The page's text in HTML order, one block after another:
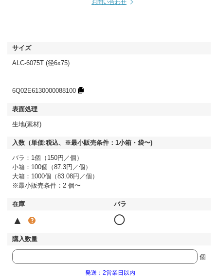
お問い合わせ
ALC-6075T (径6x75)
6Q02E6130000088100
生地(素材)
バラ：1個（150円／個）
小箱：100個（87.3円／個）
大箱：1000個（83.08円／個）
※最小販売条件：2 個〜
▲ ◯
個
発送：2営業日以内